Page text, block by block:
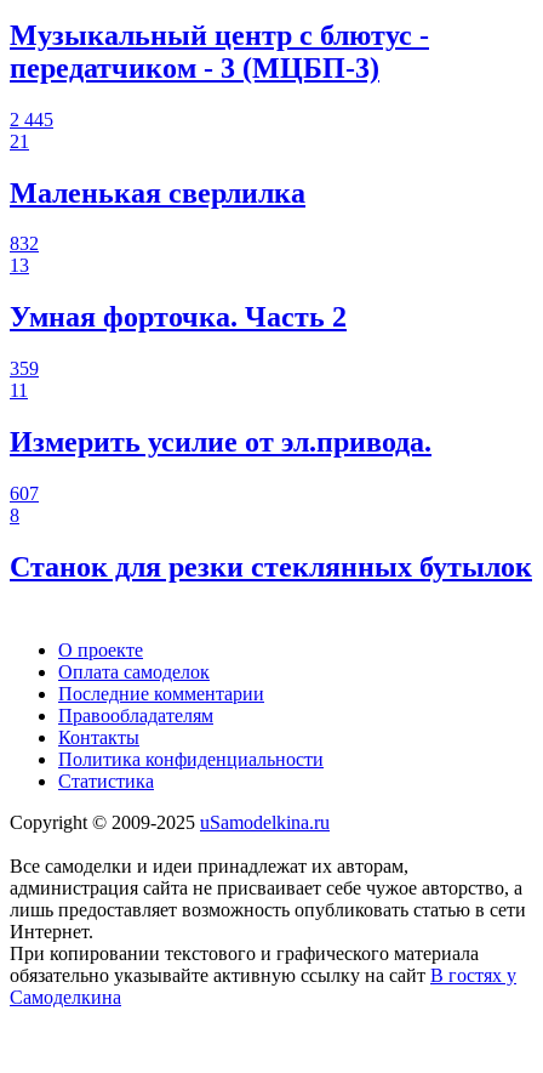
Музыкальный центр с блютус -
передатчиком - 3 (МЦБП-3)
2 445
21
Маленькая сверлилка
832
13
Умная форточка. Часть 2
359
11
Измерить усилие от эл.привода.
607
8
Станок для резки стеклянных бутылок
О проекте
Оплата самоделок
Последние комментарии
Правообладателям
Контакты
Политика конфиденциальности
Статистика
Copyright © 2009-2025 uSamodelkina.ru
Все самоделки и идеи принадлежат их авторам,
администрация сайта не присваивает себе чужое авторство, а
лишь предоставляет возможность опубликовать статью в сети
Интернет.
При копировании текстового и графического материала
обязательно указывайте активную ссылку на сайт В гостях у
Самоделкина